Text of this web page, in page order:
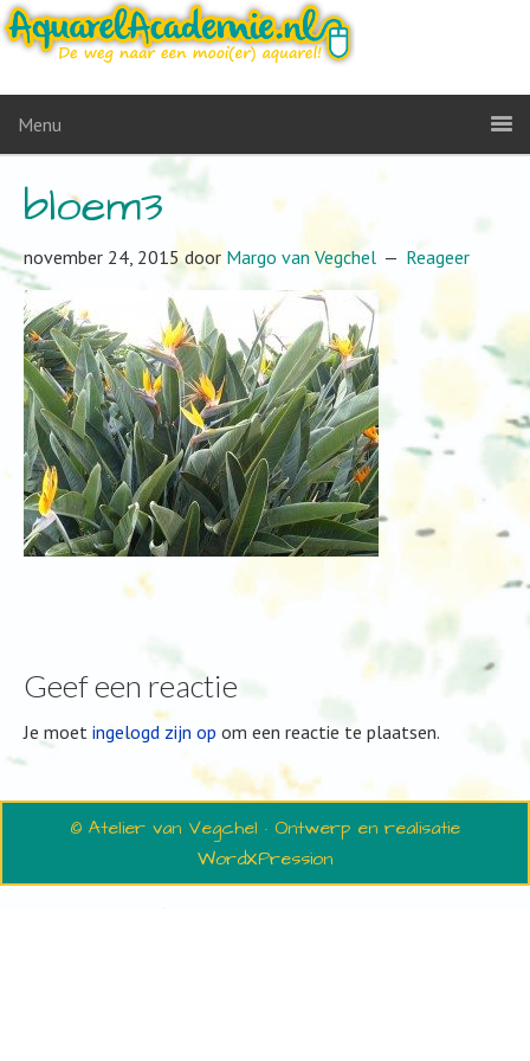
Menu
bloem3
november 24, 2015 door Margo van Vegchel Reageer
Geef een reactie
Je moet ingelogd zijn op om een reactie te plaatsen.
© Atelier van Vegchel · Ontwerp en realisatie
WordXPression